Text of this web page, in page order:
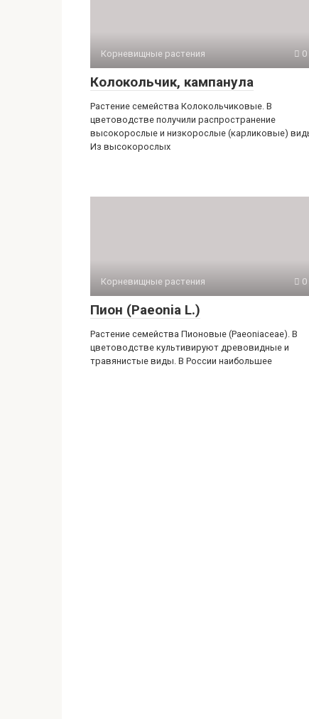
Корневищные растения 0
Колокольчик, кампанула
Растение семейства Колокольчиковые. В
цветоводстве получили распространение
высокорос­лые и низкорослые (карликовые)
Из высокорослых
Корневищные растения 0
Пион (Раеоniа L.)
Растение семей­ства Пионовые (Раеоniасеае). В
цвето­водстве культивируют древовидные и
травянистые виды. В России наиболь­шее